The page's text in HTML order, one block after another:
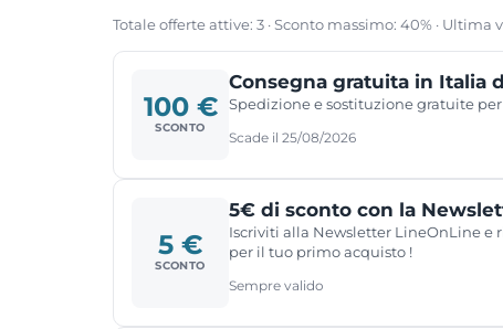
Totale offerte attive: 3 · Sconto massimo: 40% · Ultima
100 €
SCONTO
Consegna gratuita in Italia
Spedizione e sostituzione gratuite
Scade il 25/08/2026
5 €
SCONTO
5€ di sconto con la
Iscriviti alla Newsletter LineOnLine e
per il tuo primo acquisto !
Sempre valido